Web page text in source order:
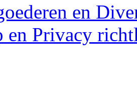
en
en Privacy